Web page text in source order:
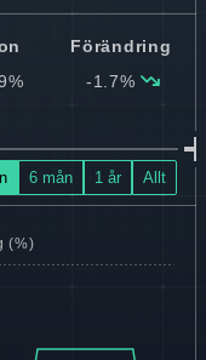
Förändring
-1.7%
6 mån 1 år Allt